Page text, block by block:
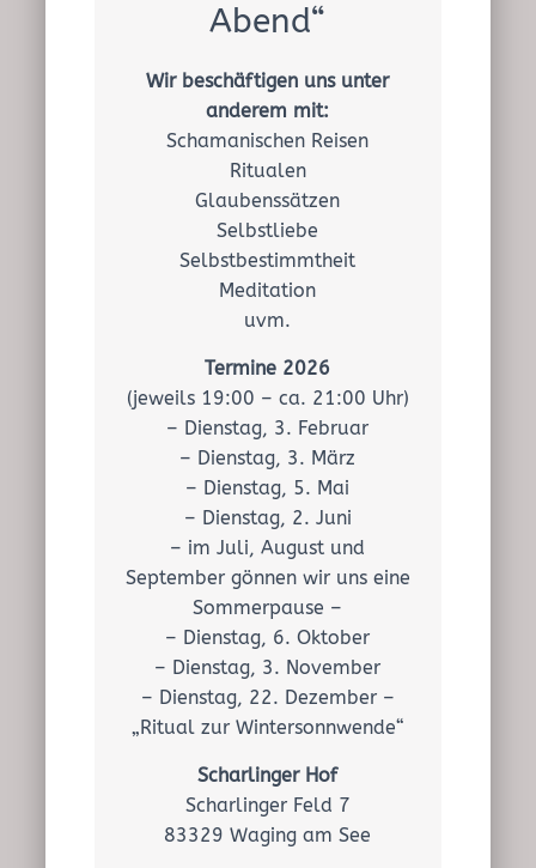
Abend“
Wir beschäftigen uns unter
anderem mit:
Schamanischen Reisen
Ritualen
Glaubenssätzen
Selbstliebe
Selbstbestimmtheit
Meditation
uvm.
Termine 2026
(jeweils 19:00 – ca. 21:00 Uhr)
– Dienstag, 3. Februar
– Dienstag, 3. März
– Dienstag, 5. Mai
– Dienstag, 2. Juni
– im Juli, August und
September gönnen wir uns eine
Sommerpause –
– Dienstag, 6. Oktober
– Dienstag, 3. November
– Dienstag, 22. Dezember –
„Ritual zur Wintersonnwende“
Scharlinger Hof
Scharlinger Feld 7
83329 Waging am See